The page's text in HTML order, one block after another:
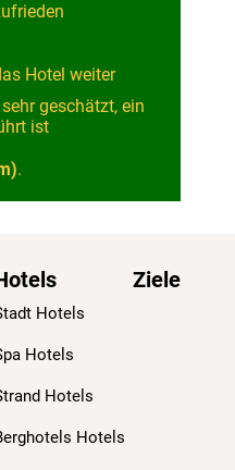
Hotel weiter
geschätzt, ein
ist
.
Hotels
Hotels
Hotels
Hotels
Ziele